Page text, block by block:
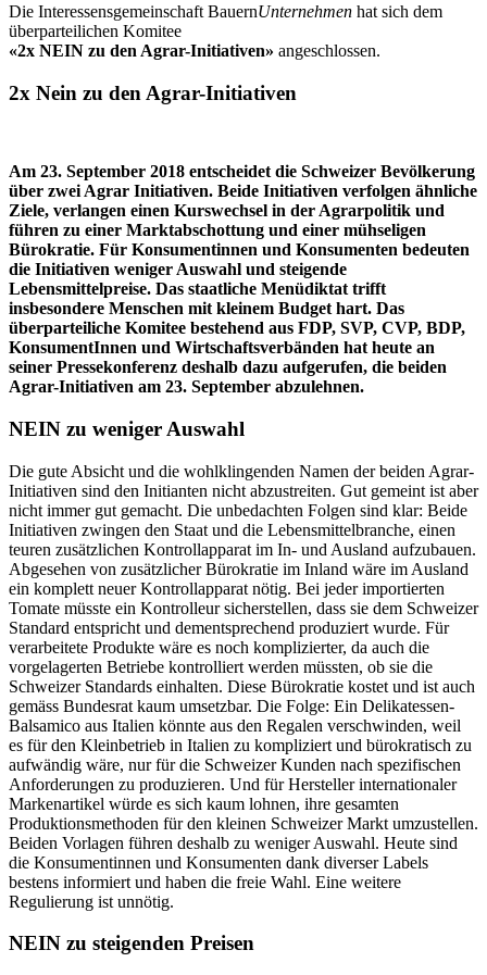
Die Interessensgemeinschaft BauernUnternehmen hat sich dem
überparteilichen Komitee
«2x NEIN zu den Agrar-Initiativen» angeschlossen.
2x Nein zu den Agrar-Initiativen
Am 23. September 2018 entscheidet die Schweizer Bevölkerung
über zwei Agrar Initiativen. Beide Initiativen verfolgen ähnliche
Ziele, verlangen einen Kurswechsel in der Agrarpolitik und
führen zu einer Marktabschottung und einer mühseligen
Bürokratie. Für Konsumentinnen und Konsumenten bedeuten
die Initiativen weniger Auswahl und steigende
Lebensmittelpreise. Das staatliche Menüdiktat trifft
insbesondere Menschen mit kleinem Budget hart. Das
überparteiliche Komitee bestehend aus FDP, SVP, CVP, BDP,
KonsumentInnen und Wirtschaftsverbänden hat heute an
seiner Pressekonferenz deshalb dazu aufgerufen, die beiden
Agrar-Initiativen am 23. September abzulehnen.
NEIN zu weniger Auswahl
Die gute Absicht und die wohlklingenden Namen der beiden Agrar-
Initiativen sind den Initianten nicht abzustreiten. Gut gemeint ist aber
nicht immer gut gemacht. Die unbedachten Folgen sind klar: Beide
Initiativen zwingen den Staat und die Lebensmittelbranche, einen
teuren zusätzlichen Kontrollapparat im In- und Ausland aufzubauen.
Abgesehen von zusätzlicher Bürokratie im Inland wäre im Ausland
ein komplett neuer Kontrollapparat nötig. Bei jeder importierten
Tomate müsste ein Kontrolleur sicherstellen, dass sie dem Schweizer
Standard entspricht und dementsprechend produziert wurde. Für
verarbeitete Produkte wäre es noch komplizierter, da auch die
vorgelagerten Betriebe kontrolliert werden müssten, ob sie die
Schweizer Standards einhalten. Diese Bürokratie kostet und ist auch
gemäss Bundesrat kaum umsetzbar. Die Folge: Ein Delikatessen-
Balsamico aus Italien könnte aus den Regalen verschwinden, weil
es für den Kleinbetrieb in Italien zu kompliziert und bürokratisch zu
aufwändig wäre, nur für die Schweizer Kunden nach spezifischen
Anforderungen zu produzieren. Und für Hersteller internationaler
Markenartikel würde es sich kaum lohnen, ihre gesamten
Produktionsmethoden für den kleinen Schweizer Markt umzustellen.
Beiden Vorlagen führen deshalb zu weniger Auswahl. Heute sind
die Konsumentinnen und Konsumenten dank diverser Labels
bestens informiert und haben die freie Wahl. Eine weitere
Regulierung ist unnötig.
NEIN zu steigenden Preisen